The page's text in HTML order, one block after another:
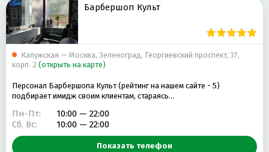
Барбершоп Культ
Калужская — Москва, Зеленоград, Георгиевский проспект, 37,
корп. 2 (открыть на карте)
Персонал Барбершопа Культ (рейтинг на нашем сайте - 5)
подбирает имидж своим клиентам, стараясь…
Пн-Пт:
10:00 — 22:00
Сб, Вс:
10:00 — 22:00
Показать телефон